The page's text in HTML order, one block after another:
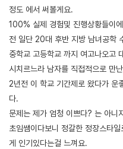
정도 에서 써볼게요.
100% 실제 경험및 진행상황들이
전 일단 20대 후반 지방 남녀공학
중학교 고등학교 까지 여고나오고
시치르느라 남자를 직접적으로 만
2년전 이 학교 기간제로 왔다가 운
다.
문제는 제가 엄청 이쁘다? 는 아니
초임쌤이다보니 정갈한 정장스타
게 인기있다는걸 느껴요.